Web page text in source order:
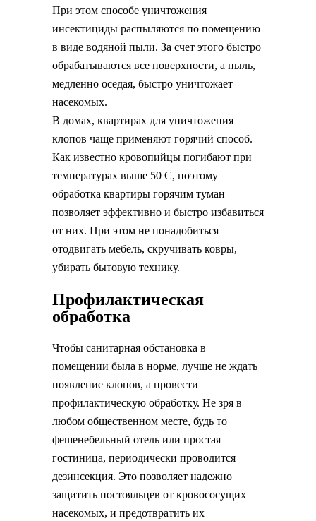
При этом способе уничтожения
инсектициды распыляются по помещению
в виде водяной пыли. За счет этого быстро
обрабатываются все поверхности, а пыль,
медленно оседая, быстро уничтожает
насекомых.
В домах, квартирах для уничтожения
клопов чаще применяют горячий способ.
Как известно кровопийцы погибают при
температурах выше 50 С, поэтому
обработка квартиры горячим туман
позволяет эффективно и быстро избавиться
от них. При этом не понадобиться
отодвигать мебель, скручивать ковры,
убирать бытовую технику.
Профилактическая
обработка
Чтобы санитарная обстановка в
помещении была в норме, лучше не ждать
появление клопов, а провести
профилактическую обработку. Не зря в
любом общественном месте, будь то
фешенебельный отель или простая
гостиница, периодически проводится
дезинсекция. Это позволяет надежно
защитить постояльцев от кровососущих
насекомых, и предотвратить их